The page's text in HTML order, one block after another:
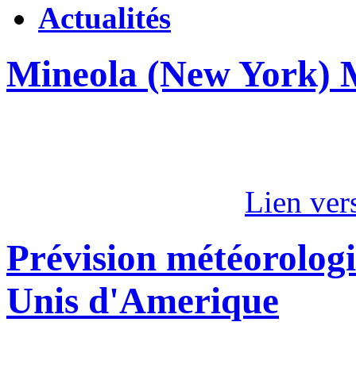
Actualités
Mineola (New York)
Lien
Prévision
Unis d'Amerique